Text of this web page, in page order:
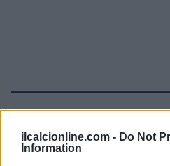
ilcalcionline.com - Do Not
Information
Continua a leggere
CAMPIONATI E COMPETIZIONI